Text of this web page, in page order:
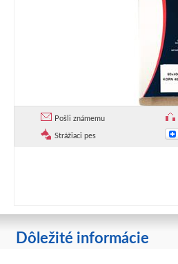
Pošli známemu
Strážiaci pes
Dôležité informácie